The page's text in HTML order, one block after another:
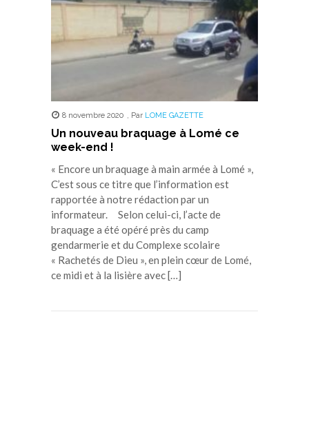
8 novembre 2020 , Par LOME GAZETTE
Un nouveau braquage à Lomé ce
week-end !
« Encore un braquage à main armée à Lomé »,
C’est sous ce titre que l’information est
rapportée à notre rédaction par un
informateur. Selon celui-ci, l’acte de
braquage a été opéré près du camp
gendarmerie et du Complexe scolaire
« Rachetés de Dieu », en plein cœur de Lomé,
ce midi et à la lisière avec […]